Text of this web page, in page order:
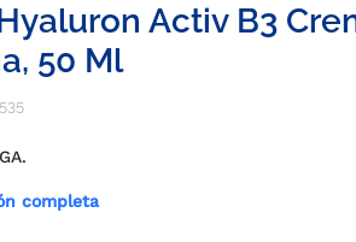
Activ B3
50 Ml
completa